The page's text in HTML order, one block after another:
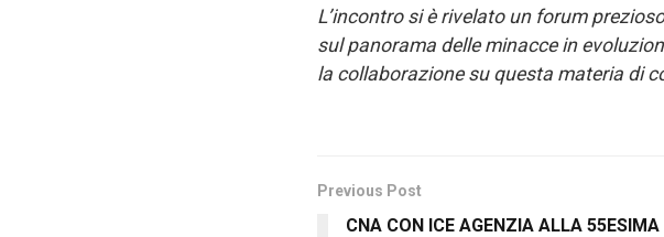
L’incontro si è rivelato un forum
sul panorama delle minacce in
la collaborazione su questa materia di
Previous Post
CNA CON ICE AGENZIA ALLA 55ESIMA